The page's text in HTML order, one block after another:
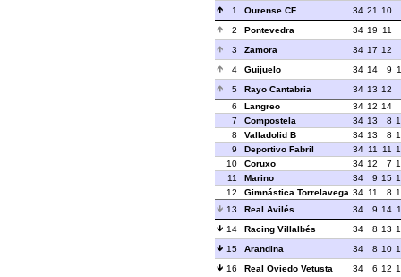
1
Ourense CF 34 21 10
2
Pontevedra 34 19 11
3
Zamora 34 17 12
4
Guijuelo 34 14 9
5
Rayo Cantabria 34 13 12
6
Langreo 34 12 14
7
Compostela 34 13 8
8
Valladolid B 34 13 8
9
Deportivo Fabril 34 11 11
10
Coruxo 34 12 7
11
Marino 34 9 15
12
Gimnástica Torrelavega 34 11 8
13
Real Avilés 34 9 14
14
Racing Villalbés 34 8 13
15
Arandina 34 8 10
16
Real Oviedo Vetusta 34 6 12